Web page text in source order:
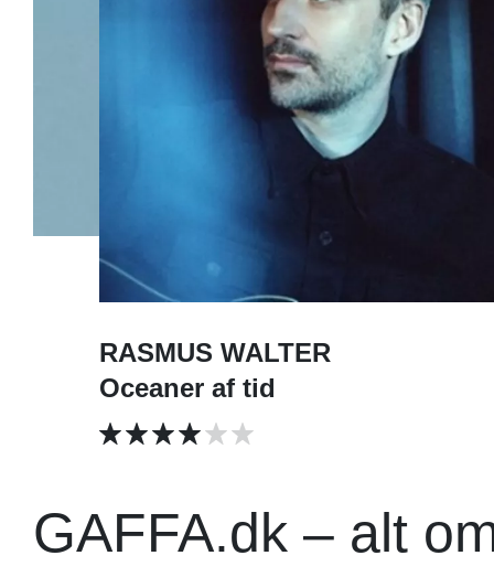
RASMUS WALTER
Oceaner af tid
GAFFA.dk – alt